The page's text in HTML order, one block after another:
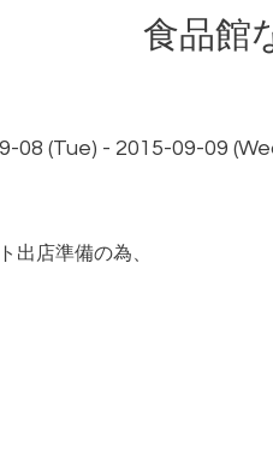
食品館
08 (Tue) - 2015-09-09
出店準備の為、